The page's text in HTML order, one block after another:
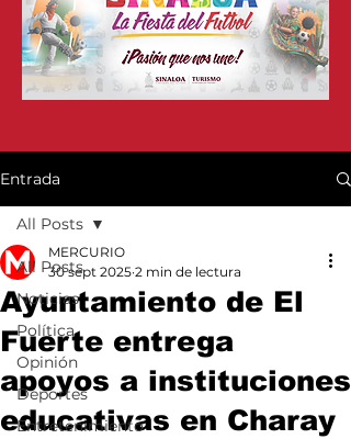
Entrada
All Posts
Noticias
Política
Opinión
Deportes
Entretenimiento
All Posts
Ayuntamiento de El
Fuerte entrega
apoyos a instituciones
educativas en Charay
MERCURIO
30 sept 2025 2 min de lectura